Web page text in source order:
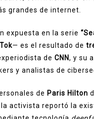
grandes de internet.
expuesta en la serie
— es el resultado de
de CNN, y su
y analistas de
de Paris Hilton
activista reportó la